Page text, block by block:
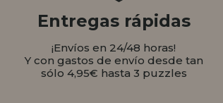
Entregas rápidas
¡Envíos en 24/48 horas!
Y con gastos de envío desde tan
sólo 4,95€ hasta 3 puzzles